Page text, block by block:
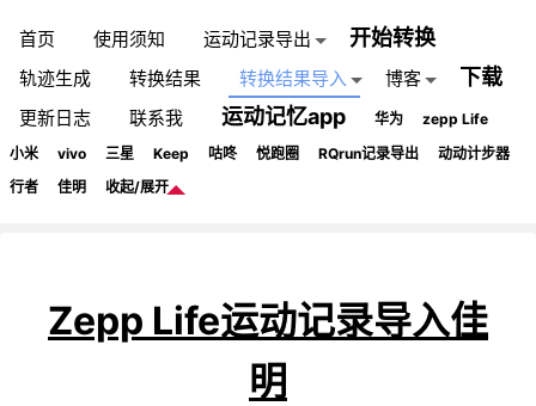
首页 使用须知 运动记录导出 开始转换
轨迹生成 转换结果 转换结果导入 博客 下载
更新日志 联系我 运动记忆app 华为
zepp Life
小米
vivo 三星 Keep 咕咚 悦跑圈 RQrun记录导出
动动计步器
行者
佳明 收起/展开
Zepp Life运动记录导入佳
明